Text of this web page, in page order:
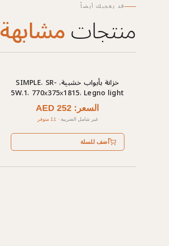
قد يعجبك أيضاً
منتجاتمشابهة
خزانة بأبواب خشبية، SIMPLE، SR-
5W.1، 770х375х1815، Legno light
السعر: AED 252
غير شامل الضريبة · 11 متوفر
أضف للسلة